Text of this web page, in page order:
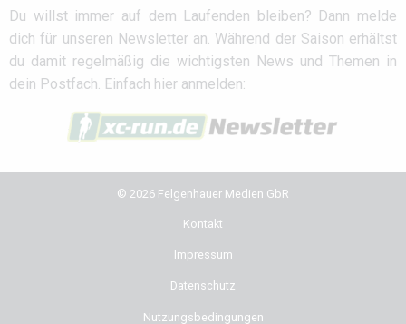
Du willst immer auf dem Laufenden bleiben? Dann melde
dich für unseren Newsletter an. Während der Saison erhältst
du damit regelmäßig die wichtigsten News und Themen in
dein Postfach. Einfach hier anmelden:
© 2026 Felgenhauer Medien GbR
Kontakt
Impressum
Datenschutz
Nutzungsbedingungen